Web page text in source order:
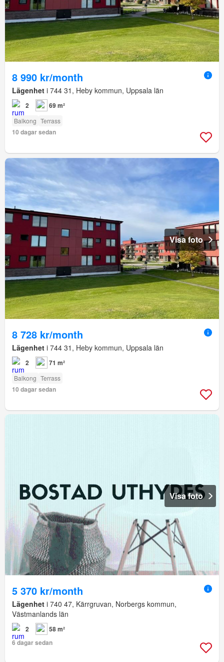
8 990 kr/month
Lägenhet i 744 31, Heby kommun, Uppsala län
2 69 m²
Balkong Terrass
10 dagar sedan
Visa foto
8 728 kr/month
Lägenhet i 744 31, Heby kommun, Uppsala län
2 71 m²
Balkong Terrass
10 dagar sedan
Visa foto
5 370 kr/month
Lägenhet i 740 47, Kärrgruvan, Norbergs kommun,
Västmanlands län
2
58 m²
6 dagar sedan